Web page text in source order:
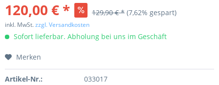
120,00 € * 129,90 € * (7,62% gespart)
inkl. MwSt.zzgl. Versandkosten
Sofort lieferbar. Abholung bei uns im Geschäft
Merken
Artikel-Nr.: 033017